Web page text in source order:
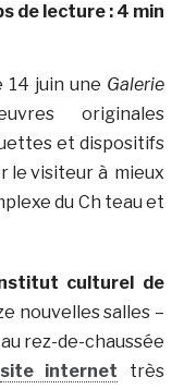
de lecture : 4 min
14 juin une Galerie
originales
et dispositifs
le visiteur à mieux
du Ch teau et
culturel de
nouvelles salles –
rez-de-chaussée
site internet très